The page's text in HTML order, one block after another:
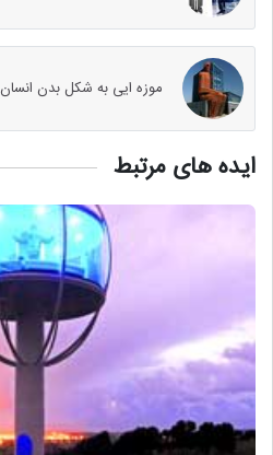
موزه ایی به شکل بدن انسان
ایده های مرتبط